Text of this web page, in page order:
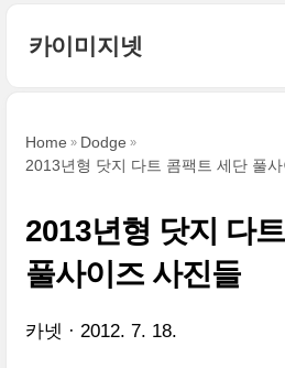
카이미지넷
Home
Dodge
2013년형 닷지 다트 콤팩트 세단 풀
2013년형 닷지 다
풀사이즈 사진들
카넷 2012. 7. 18.